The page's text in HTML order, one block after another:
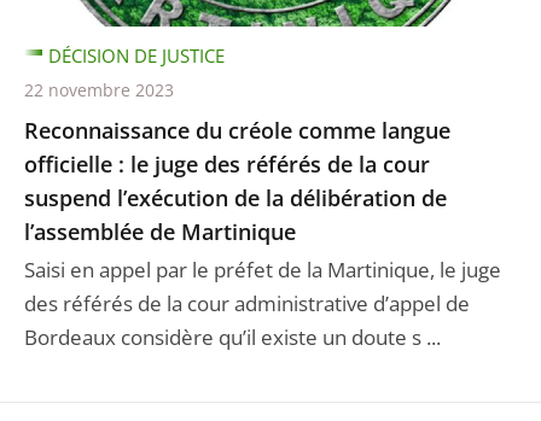
Reconnaissance du créole comme langue
officielle : le juge des référés de la cour
suspend l’exécution de la délibération de
l’assemblée de Martinique
Saisi en appel par le préfet de la Martinique, le juge
des référés de la cour administrative d’appel de
Bordeaux considère qu’il existe un doute s ...
DÉCISION DE JUSTICE
22 novembre 2023